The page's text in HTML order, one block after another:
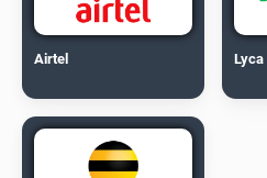
Airtel Lyca